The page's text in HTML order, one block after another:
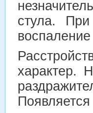
стула.
характер.